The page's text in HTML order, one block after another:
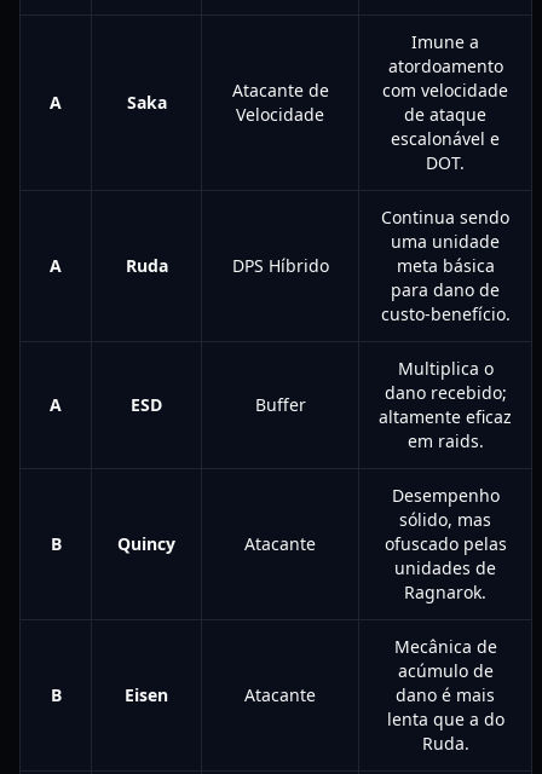
A Saka
Atacante de
Velocidade
Imune a
atordoamento
com velocidade
de ataque
escalonável e
DOT.
A Ruda DPS Híbrido
Continua sendo
uma unidade
meta básica
para dano de
custo-benefício.
A ESD Buffer
Multiplica o
dano recebido;
altamente eficaz
em raids.
B Quincy Atacante
Desempenho
sólido, mas
ofuscado pelas
unidades de
Ragnarok.
B Eisen Atacante
Mecânica de
acúmulo de
dano é mais
lenta que a do
Ruda.